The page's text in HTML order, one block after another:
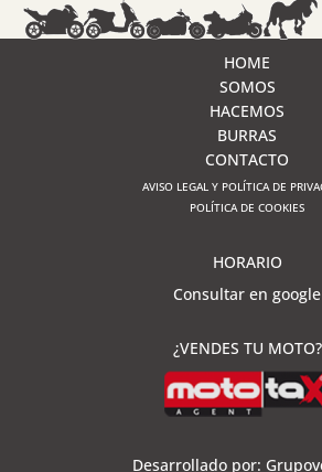
HOME
SOMOS
HACEMOS
BURRAS
CONTACTO
AVISO LEGAL Y POLÍTICA DE
POLÍTICA DE COOKIES
HORARIO
Consultar en google
¿VENDES TU MOTO?
Desarrollado por: